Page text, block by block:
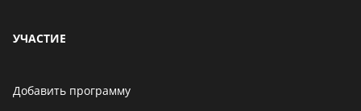
УЧАСТИЕ
Добавить программу